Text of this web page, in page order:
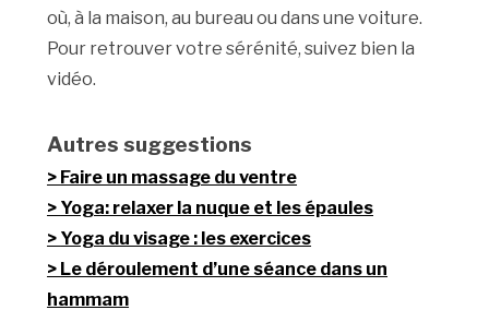
où, à la maison, au bureau ou dans une voiture.
Pour retrouver votre sérénité, suivez bien la
vidéo.
Autres suggestions
Faire un massage du ventre
Yoga: relaxer la nuque et les épaules
Yoga du visage : les exercices
Le déroulement d’une séance dans un
hammam